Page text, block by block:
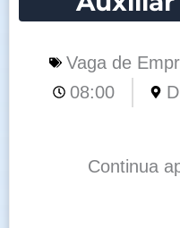
Vaga de
08:00
Continua